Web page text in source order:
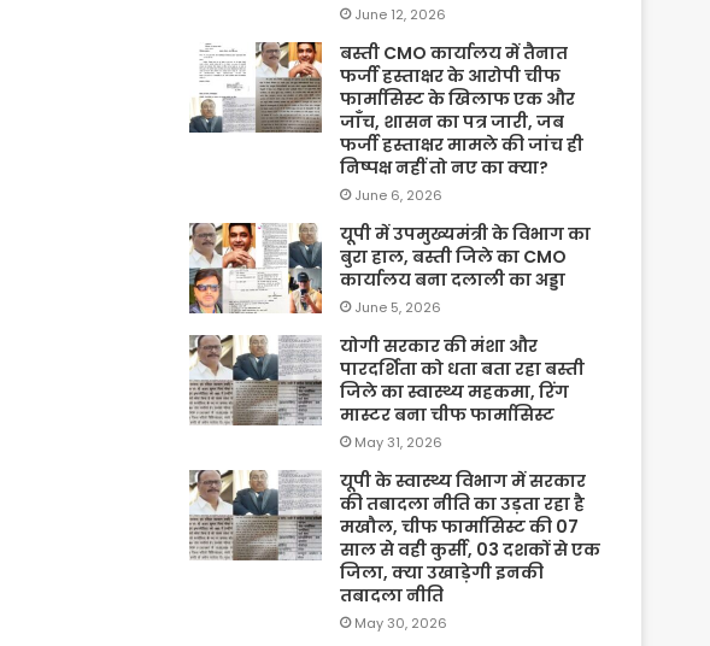
June 12, 2026
बस्ती CMO कार्यालय में तैनात
फर्जी हस्ताक्षर के आरोपी चीफ
फार्मासिस्ट के खिलाफ एक और
जाँच, शासन का पत्र जारी, जब
फर्जी हस्ताक्षर मामले की जांच ही
निष्पक्ष नहीं तो नए का क्या?
June 6, 2026
यूपी में उपमुख्यमंत्री के विभाग का
बुरा हाल, बस्ती जिले का CMO
कार्यालय बना दलाली का अड्डा
June 5, 2026
योगी सरकार की मंशा और
पारदर्शिता को धता बता रहा बस्ती
जिले का स्वास्थ्य महकमा, रिंग
मास्टर बना चीफ फार्मासिस्ट
May 31, 2026
यूपी के स्वास्थ्य विभाग में सरकार
की तबादला नीति का उड़ता रहा है
मखौल, चीफ फार्मासिस्ट की 07
साल से वही कुर्सी, 03 दशकों से एक
जिला, क्या उखाड़ेगी इनकी
तबादला नीति
May 30, 2026